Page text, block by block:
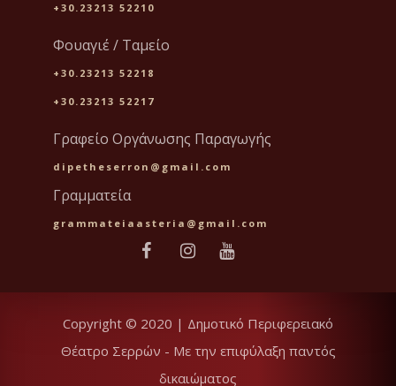
+30.23213 52210
Φουαγιέ / Ταμείο
+30.23213 52218
+30.23213 52217
Γραφείο Οργάνωσης Παραγωγής
dipetheserron@gmail.com
Γραμματεία
grammateiaasteria@gmail.com
Copyright © 2020 | Δημοτικό Περιφερειακό
Θέατρο Σερρών - Με την επιφύλαξη παντός
δικαιώματος